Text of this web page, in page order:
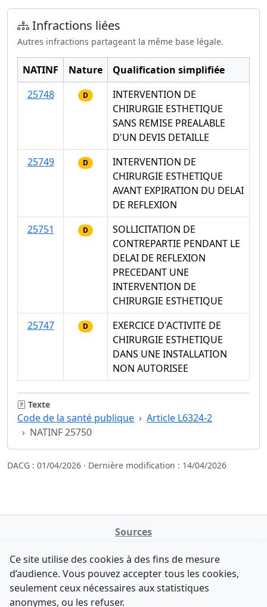
Infractions liées
Autres infractions partageant la même base légale.
NATINF Nature
Qualification simplifiée
25748
D
INTERVENTION DE
CHIRURGIE ESTHETIQUE
SANS REMISE PREALABLE
D'UN DEVIS DETAILLE
25749
D
INTERVENTION DE
CHIRURGIE ESTHETIQUE
AVANT EXPIRATION DU DELAI
DE REFLEXION
25751
D
SOLLICITATION DE
CONTREPARTIE PENDANT LE
DELAI DE REFLEXION
PRECEDANT UNE
INTERVENTION DE
CHIRURGIE ESTHETIQUE
25747
D
EXERCICE D'ACTIVITE DE
CHIRURGIE ESTHETIQUE
DANS UNE INSTALLATION
NON AUTORISEE
Texte
Code de la santé publique
Article L6324-2
NATINF 25750
DACG : 01/04/2026 · Dernière modification : 14/04/2026
Sources
data.gouv.fr
Legifrance - API
Contact
Comment avez-vous découvert NATINFo ?
Une courte réponse suffit (500 caractères max).
Ce site utilise des cookies à des fins de mesure
d’audience. Vous pouvez accepter tous les cookies,
seulement ceux nécessaires aux statistiques
anonymes, ou les refuser.